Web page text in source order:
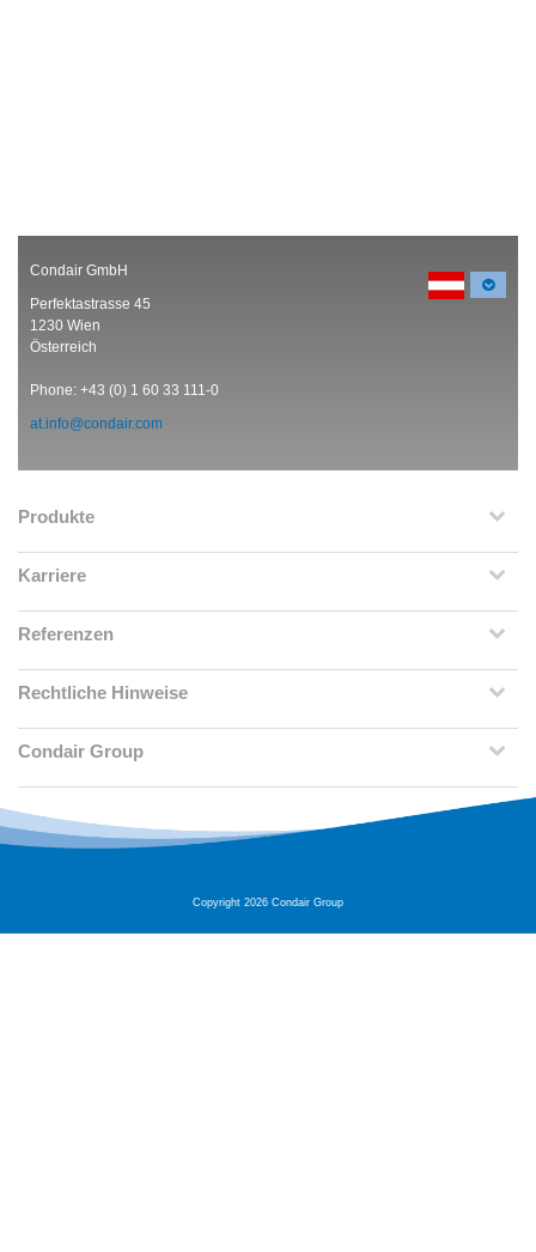
Condair GmbH
Perfektastrasse 45
1230 Wien
Österreich
Phone: +43 (0) 1 60 33 111-0
at.info@condair.com
Produkte
Karriere
Referenzen
Rechtliche Hinweise
Condair Group
Copyright 2026 Condair Group